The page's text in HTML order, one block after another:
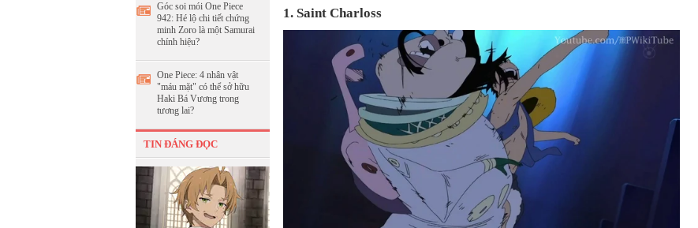
Góc soi mói One Piece
942: Hé lộ chi tiết chứng
minh Zoro là một Samurai
chính hiệu?
One Piece: 4 nhân vật
"máu mặt" có thể sở hữu
Haki Bá Vương trong
tương lai?
TIN ĐÁNG ĐỌC
1. Saint Charloss